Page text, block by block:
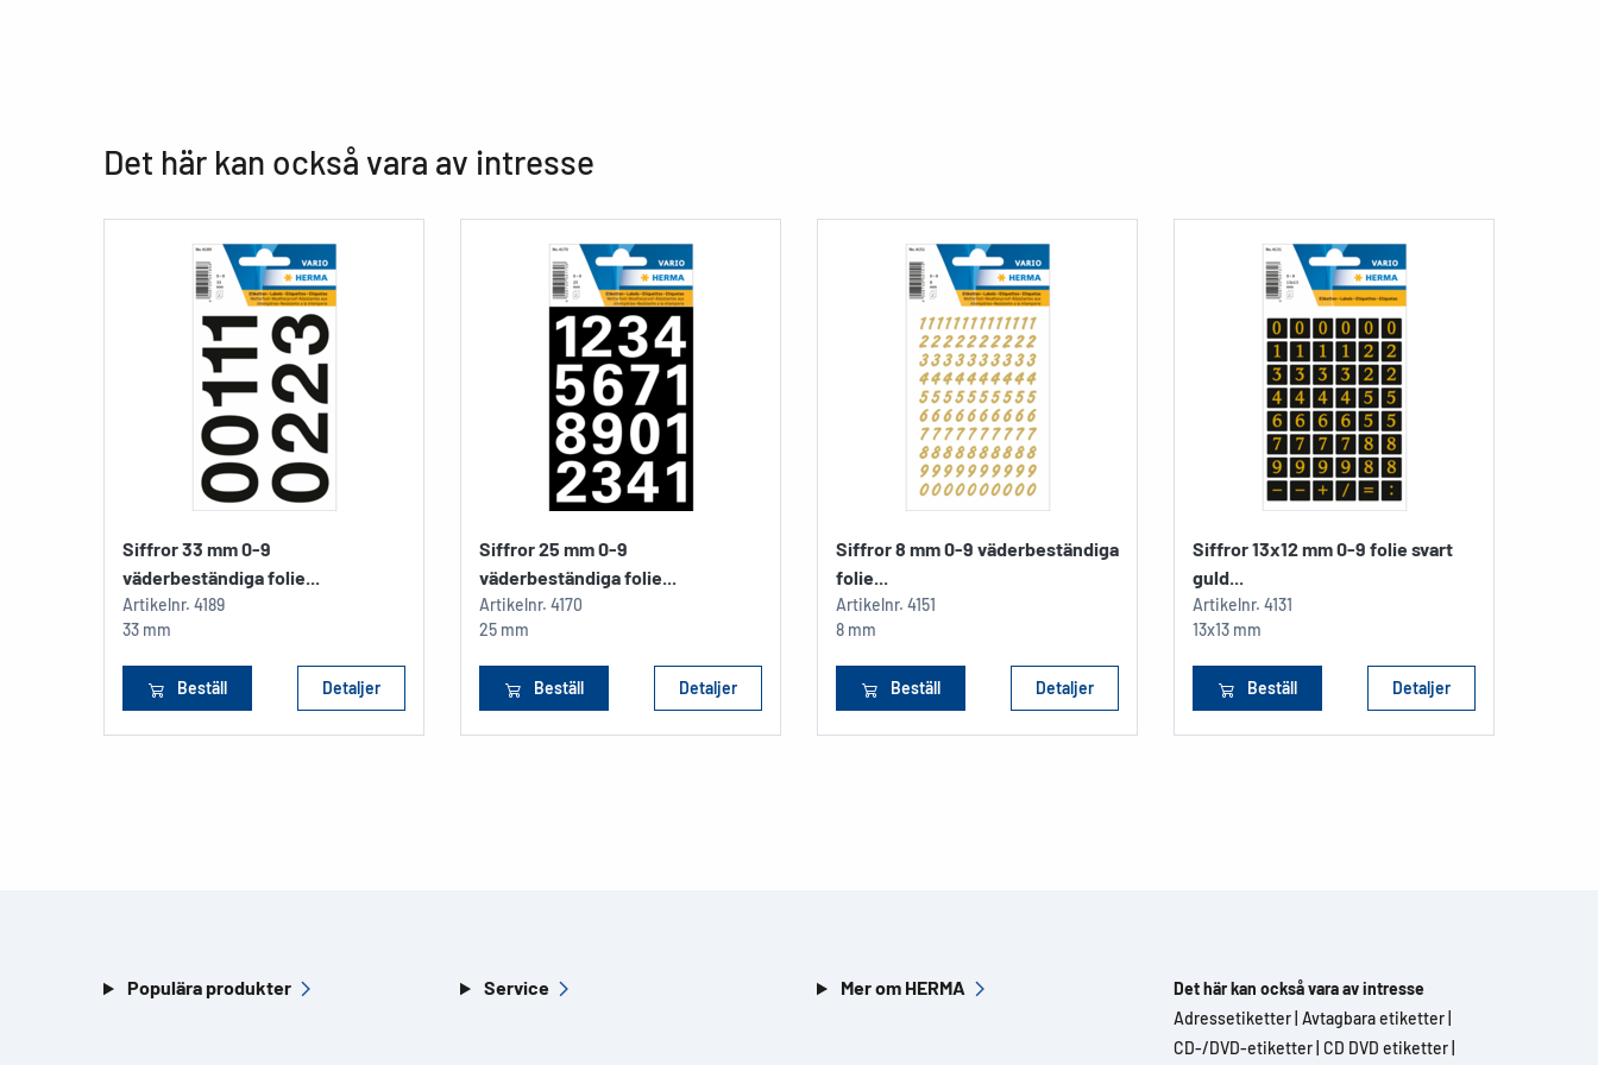
Det här kan också vara av intresse
Siffror 33 mm 0-9
väderbeständiga folie...
Artikelnr. 4189
33 mm
Beställ Detaljer
Siffror 25 mm 0-9
väderbeständiga folie...
Artikelnr. 4170
25 mm
Beställ Detaljer
Siffror 8 mm 0-9 väderbeständiga
folie...
Artikelnr. 4151
8 mm
Beställ Detaljer
Siffror 13x12 mm 0-9 folie svart
guld...
Artikelnr. 4131
13x13 mm
Beställ Detaljer
Populära produkter Service Mer om HERMA
Det här kan också vara av intresse
Adressetiketter Avtagbara etiketter
CD-/DVD-etiketter CD DVD etiketter